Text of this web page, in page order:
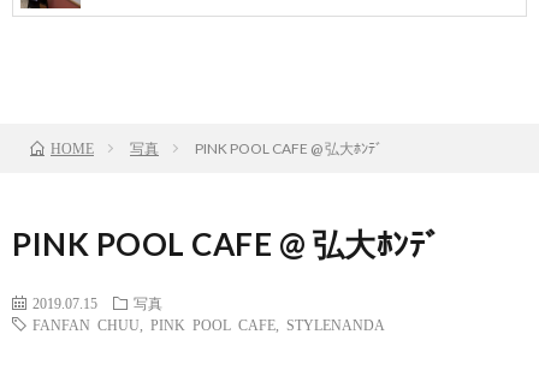
HOME 写真 PINK POOL CAFE @ 弘大ﾎﾝﾃﾞ
PINK POOL CAFE @ 弘大ﾎﾝﾃﾞ
2019.07.15
写真
FANFAN CHUU
PINK POOL CAFE STYLENANDA